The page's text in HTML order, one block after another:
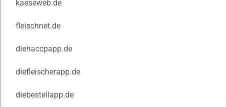
kaeseweb.de
fleischnet.de
diehaccpapp.de
diefleischerapp.de
diebestellapp.de